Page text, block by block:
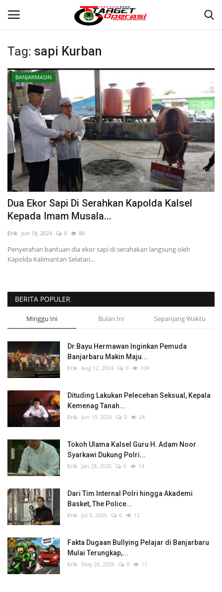
Login
Home
Contact
BANJARMASIN
KRIMINAL
HUKUM
PERISTIWA
POLITIK
WISATA
KULINER
TO CHANEL
Tag: sapi Kurban
BANJARMASIN
Dua Ekor Sapi Di Serahkan Kapolda Kalsel
Kepada Imam Musala...
Erik Jun 18, 2024 0 80
Penyerahan bantuan dia ekor sapi di serahakan langsung oleh
Kapolda Kalimantan Selatan...
BERITA POPULER
Minggu Ini Bulan Ini Sepanjang Waktu
Dr.Bayu Hermawan Inginkan Pemuda
Banjarbaru Makin Maju...
Erik Aug 12, 2024 0 104
Dituding Lakukan Pelecehan Seksual, Kepala
Kemenag Tanah...
Erik Jun 19, 2026 0 24
Tokoh Ulama Kalsel Guru H. Adam Noor
Syarkawi Dukung Polri...
Erik Jan 28, 2026 0 14
Dari Tim Internal Polri hingga Akademi
Basket, The Police...
Erik Jul 5, 2026 0 12
Fakta Dugaan Bullying Pelajar di Banjarbaru
Mulai Terungkap,...
Erik May 20, 2026 0 11